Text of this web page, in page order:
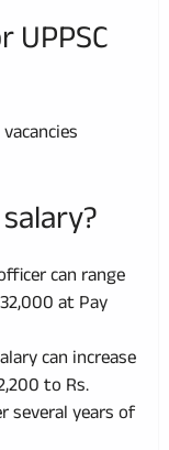
can range
at Pay
can increase
to Rs.
several years of